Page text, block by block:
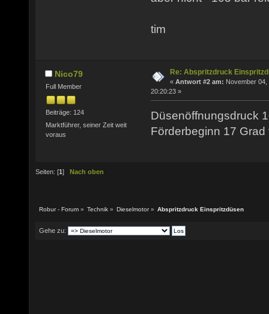
tim
Nico79
Full Member
Beiträge: 124
Marktführer, seiner Zeit weit
voraus
Re: Abspritzdruck
« Antwort #2 am: November 04,
20:20:23 »
Düsenöffnungsdruck
Förderbeginn 17 Grad
Seiten: [1] Nach oben
Robur - Forum » Technik » Dieselmotor» Abspritzdruck Einspritzdüsen
Gehe zu: